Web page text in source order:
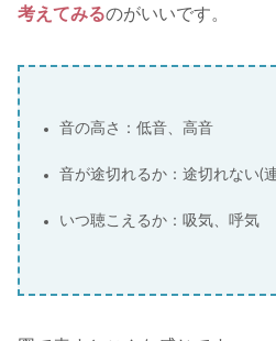
考えてみるのがいいです。
音の高さ：低音、高音
音が途切れるか：途切れない(
いつ聴こえるか：吸気、呼気